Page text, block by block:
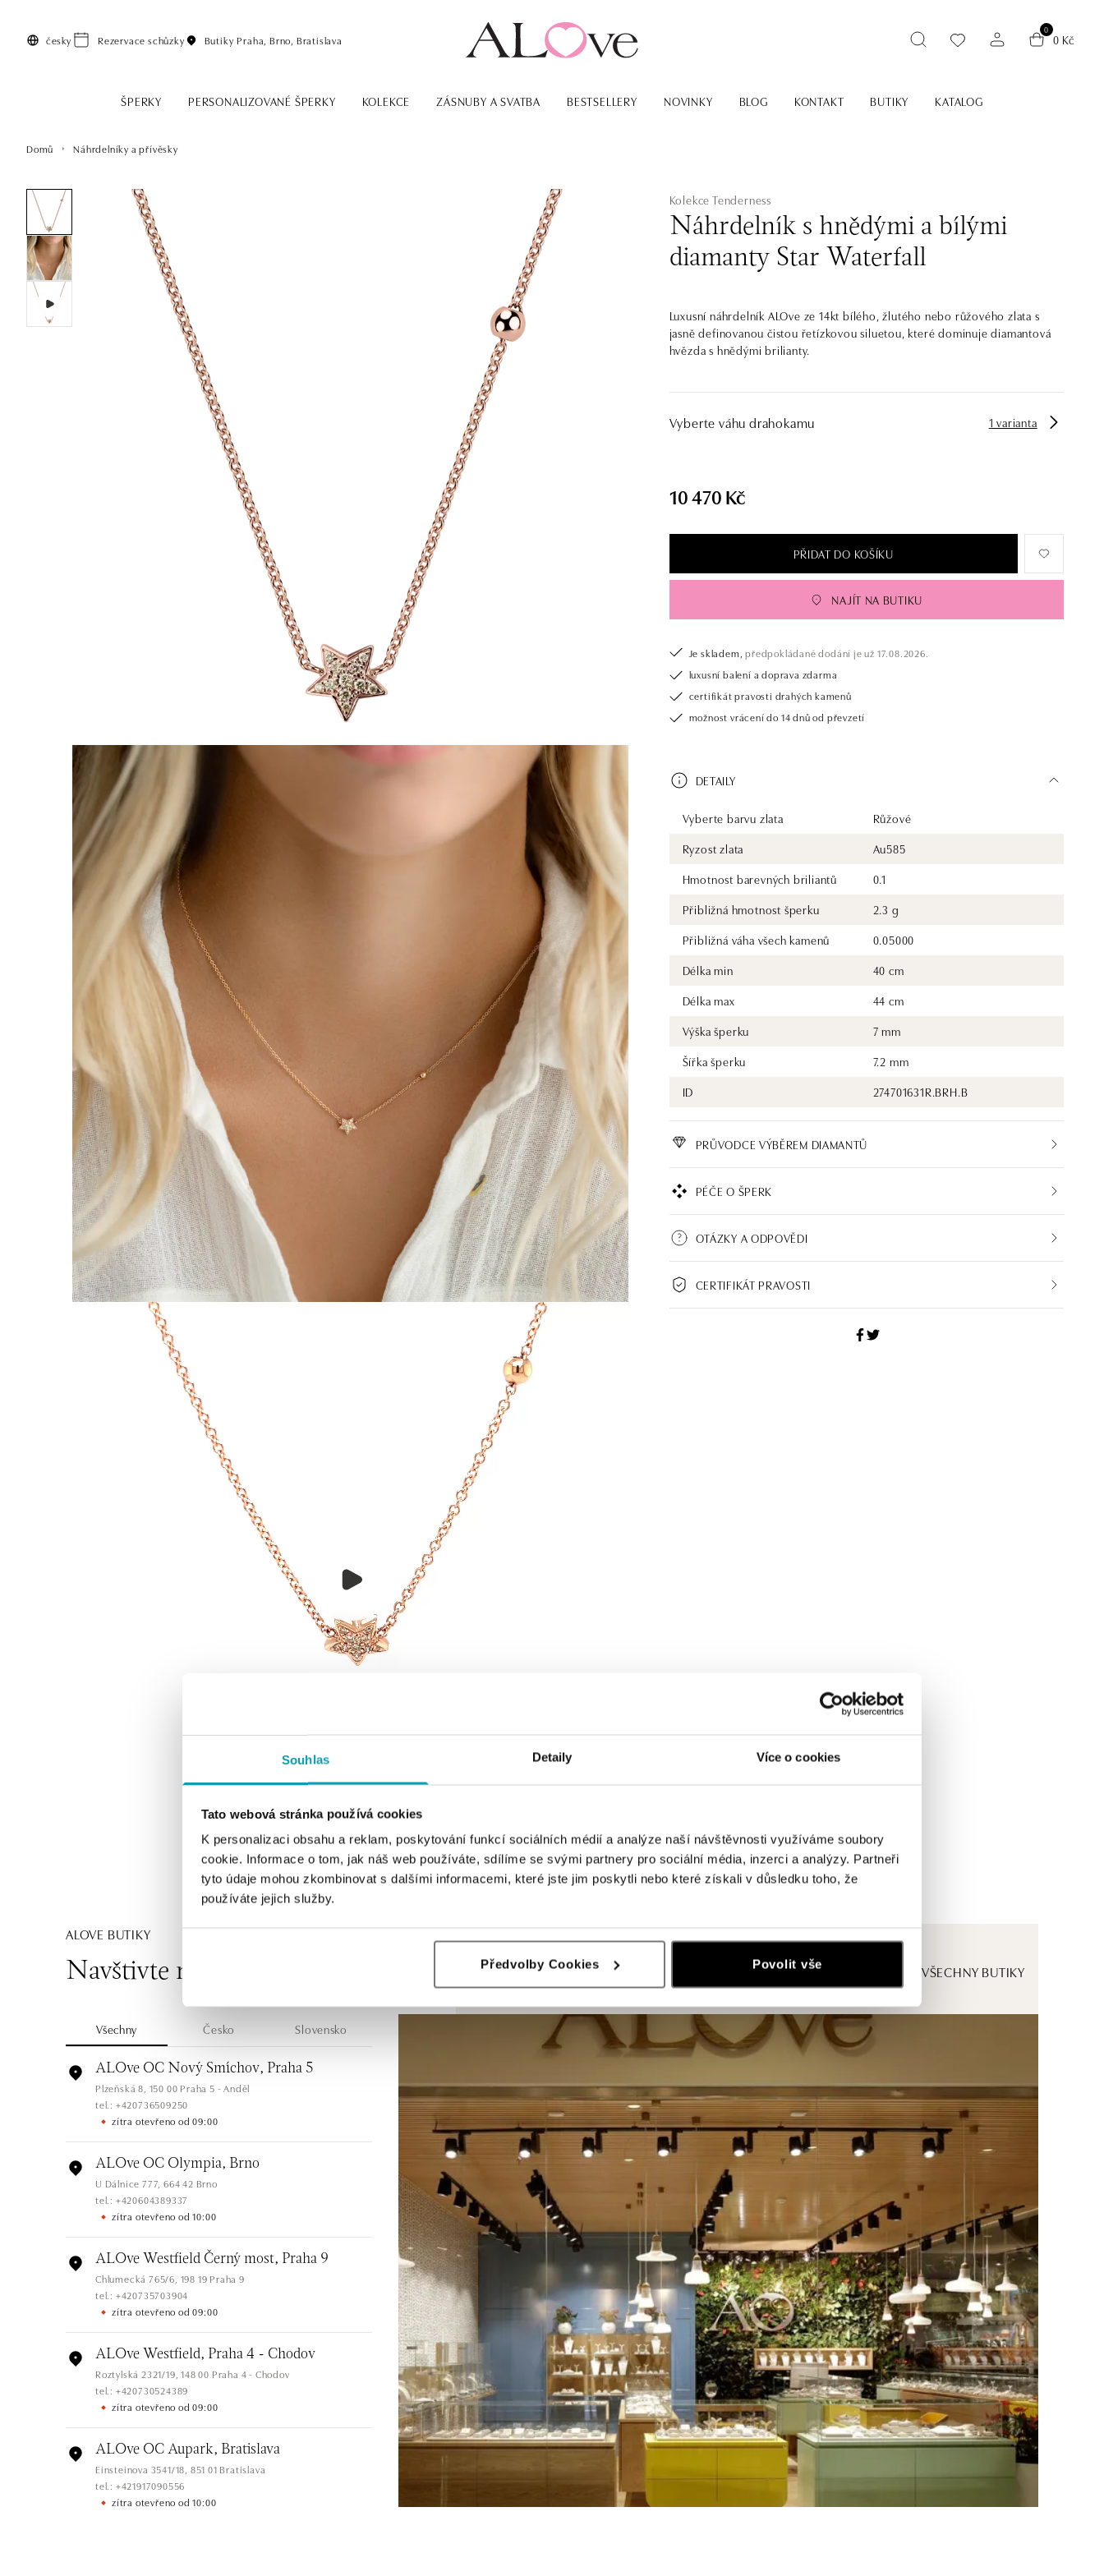
Souhlas Detaily Více o cookies
Tato webová stránka používá cookies
K personalizaci obsahu a reklam, poskytování funkcí sociálních médií a analýze naší návštěvnosti využíváme soubory
cookie. Informace o tom, jak náš web používáte, sdílíme se svými partnery pro sociální média, inzerci a analýzy. Partneři
tyto údaje mohou zkombinovat s dalšími informacemi, které jste jim poskytli nebo které získali v důsledku toho, že
používáte jejich služby.
Předvolby Cookies Povolit vše
česky Rezervace schůzky Butiky Praha, Brno, Bratislava
0
0 Kč
ŠPERKY PERSONALIZOVANÉ ŠPERKY KOLEKCE ZÁSNUBY A SVATBA BESTSELLERY NOVINKY BLOG KONTAKT BUTIKY KATALOG
Domů Náhrdelníky a přívěsky
Kolekce Tenderness
Náhrdelník s hnědými a bílými
diamanty Star Waterfall
Luxusní náhrdelník ALOve ze 14kt bílého, žlutého nebo růžového zlata s
jasně definovanou čistou řetízkovou siluetou, které dominuje diamantová
hvězda s hnědými brilianty.
Vyberte váhu drahokamu 1 varianta
10 470 Kč
PŘIDAT DO KOŠÍKU
NAJÍT NA BUTIKU
Je skladem, předpokládané dodání je už 17.08.2026.
luxusní balení a doprava zdarma
certifikát pravosti drahých kamenů
možnost vrácení do 14 dnů od převzetí
DETAILY
Vyberte barvu zlata
Růžové
Ryzost zlata
Au585
Hmotnost barevných briliantů
0.1
Přibližná hmotnost šperku
2.3 g
Přibližná váha všech kamenů
0.05000
Délka min
40 cm
Délka max
44 cm
Výška šperku
7 mm
Šířka šperku
7.2 mm
ID
274701631R.BRH.B
PRŮVODCE VÝBĚREM DIAMANTŮ
PÉČE O ŠPERK
OTÁZKY A ODPOVĚDI
CERTIFIKÁT PRAVOSTI
ALOVE BUTIKY
Navštivte naše butiky ZOBRAZIT VŠECHNY BUTIKY
Všechny Česko Slovensko
ALOve OC Nový Smíchov, Praha 5
Plzeňská 8, 150 00 Praha 5 - Anděl
tel.: +420736509250
zítra otevřeno od 09:00
ALOve OC Olympia, Brno
U Dálnice 777, 664 42 Brno
tel.: +420604389337
zítra otevřeno od 10:00
ALOve Westfield Černý most, Praha 9
Chlumecká 765/6, 198 19 Praha 9
tel.: +420735703904
zítra otevřeno od 09:00
ALOve Westfield, Praha 4 - Chodov
Roztylská 2321/19, 148 00 Praha 4 - Chodov
tel.: +420730524389
zítra otevřeno od 09:00
ALOve OC Aupark, Bratislava
Einsteinova 3541/18, 851 01 Bratislava
tel.: +421917090556
zítra otevřeno od 10:00